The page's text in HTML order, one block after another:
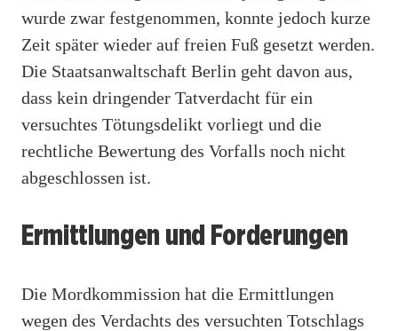
wurde zwar festgenommen, konnte jedoch kurze
Zeit später wieder auf freien Fuß gesetzt werden.
Die Staatsanwaltschaft Berlin geht davon aus,
dass kein dringender Tatverdacht für ein
versuchtes Tötungsdelikt vorliegt und die
rechtliche Bewertung des Vorfalls noch nicht
abgeschlossen ist.
Ermittlungen und Forderungen
Die Mordkommission hat die Ermittlungen
wegen des Verdachts des versuchten Totschlags